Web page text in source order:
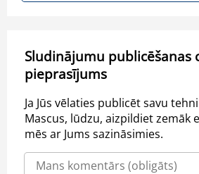
Sludinājumu publicēšanas
pieprasījums
Ja Jūs vēlaties publicēt savu
Mascus, lūdzu, aizpildiet zemāk
mēs ar Jums sazināsimies.